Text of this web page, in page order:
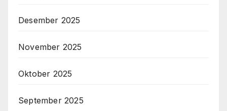
Desember 2025
November 2025
Oktober 2025
September 2025